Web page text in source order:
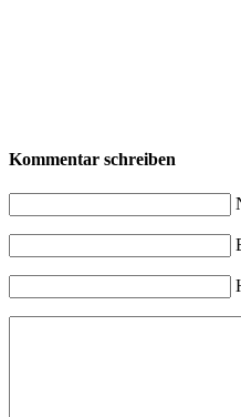
Kommentar schreiben